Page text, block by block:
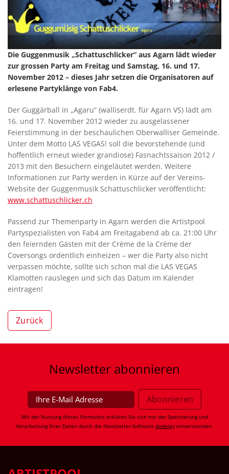
Die Guggenmusik „Schattuschlicker“ aus Agarn lädt wieder
zur grossen Party am Freitag und Samstag, 16. und 17.
November 2012 – dieses Jahr setzen die Organisatoren auf
erlesene Partyklänge von Fab4.
Der Guggärball in „Agaru“ (walliserdt. für Agarn VS) lädt am
16. und 17. November 2012 wieder zu ausgelassener
Feierstimmung in der beschaulichen Oberwalliser Gemeinde.
Unter dem Motto LAS VEGAS! soll die bevorstehende (und
hoffentlich erneut wieder grandiose) Fasnachtssaison 2012 /
2013 mit den Besuchern eingeläutet werden. Weitere
Informationen zur Party werden in Kürze auf der Vereins-
Website der Guggenmusik Schattuschlicker veröffentlicht:
www.schattuschlicker.ch
Passend zur Themenparty in Agarn werden die Artistpool
Partyspezialisten von Fab4 am Freitagabend ab ca. 21:00 Uhr
den feiernden Gästen mit der Crème de la Crème der
Coversongs ordentlich einheizen – wer die Party also nicht
verpassen möchte, sollte sich schon mal die LAS VEGAS
Klamotten rauslegen und sich das Datum im Kalender
eintragen!
Zurück
Newsletter abonnieren
Mit der Nutzung dieses Formulars erklären Sie sich mit der Speicherung und
Verarbeitung Ihrer Daten durch die Newsletter-Software dodeley einverstanden.